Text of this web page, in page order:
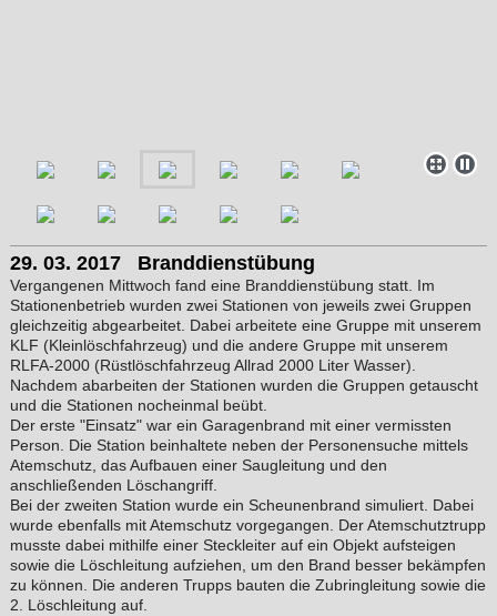
29. 03. 2017 Branddienstübung
Vergangenen Mittwoch fand eine Branddienstübung statt. Im
Stationenbetrieb wurden zwei Stationen von jeweils zwei Gruppen
gleichzeitig abgearbeitet. Dabei arbeitete eine Gruppe mit unserem
KLF (Kleinlöschfahrzeug) und die andere Gruppe mit unserem
RLFA-2000 (Rüstlöschfahrzeug Allrad 2000 Liter Wasser).
Nachdem abarbeiten der Stationen wurden die Gruppen getauscht
und die Stationen nocheinmal beübt.
Der erste "Einsatz" war ein Garagenbrand mit einer vermissten
Person. Die Station beinhaltete neben der Personensuche mittels
Atemschutz, das Aufbauen einer Saugleitung und den
anschließenden Löschangriff.
Bei der zweiten Station wurde ein Scheunenbrand simuliert. Dabei
wurde ebenfalls mit Atemschutz vorgegangen. Der Atemschutztrupp
musste dabei mithilfe einer Steckleiter auf ein Objekt aufsteigen
sowie die Löschleitung aufziehen, um den Brand besser bekämpfen
zu können. Die anderen Trupps bauten die Zubringleitung sowie die
2. Löschleitung auf.